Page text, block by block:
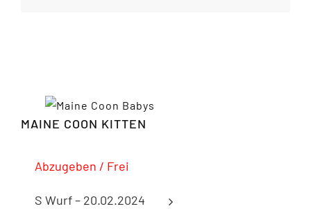
MAINE COON KITTEN
Abzugeben / Frei
S Wurf – 20.02.2024